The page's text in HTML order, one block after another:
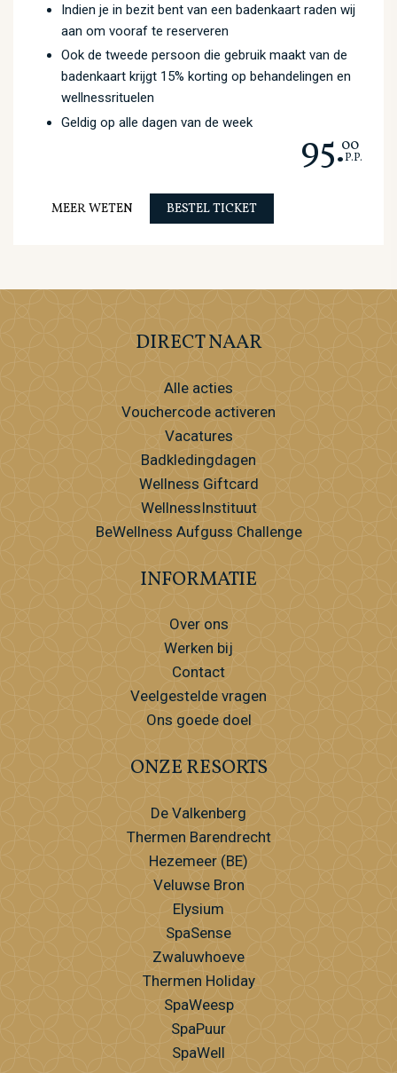
Indien je in bezit bent van een badenkaart raden wij
aan om vooraf te reserveren
Ook de tweede persoon die gebruik maakt van de
badenkaart krijgt 15% korting op behandelingen en
wellnessrituelen
Geldig op alle dagen van de week
95.00
P.P.
MEER WETEN BESTEL TICKET
DIRECT NAAR
Alle acties
Vouchercode activeren
Vacatures
Badkledingdagen
Wellness Giftcard
WellnessInstituut
BeWellness Aufguss Challenge
INFORMATIE
Over ons
Werken bij
Contact
Veelgestelde vragen
Ons goede doel
ONZE RESORTS
De Valkenberg
Thermen Barendrecht
Hezemeer (BE)
Veluwse Bron
Elysium
SpaSense
Zwaluwhoeve
Thermen Holiday
SpaWeesp
SpaPuur
SpaWell